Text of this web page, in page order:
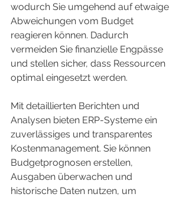
wodurch Sie umgehend auf etwaige
Abweichungen vom Budget
reagieren können. Dadurch
vermeiden Sie finanzielle Engpässe
und stellen sicher, dass Ressourcen
optimal eingesetzt werden.
Mit detaillierten Berichten und
Analysen bieten ERP-Systeme ein
zuverlässiges und transparentes
Kostenmanagement. Sie können
Budgetprognosen erstellen,
Ausgaben überwachen und
historische Daten nutzen, um